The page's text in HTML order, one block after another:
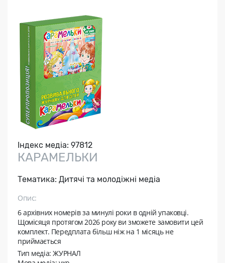
Індекс медіа: 97812
КАРАМЕЛЬКИ
Тематика: Дитячі та молодіжні медіа
Опис:
6 архівних номерів за минулі роки в одній упаковці.
Щомісяця протягом 2026 року ви зможете замовити цей
комплект. Передплата більш ніж на 1 місяць не
приймається
Тип медіа: ЖУРНАЛ